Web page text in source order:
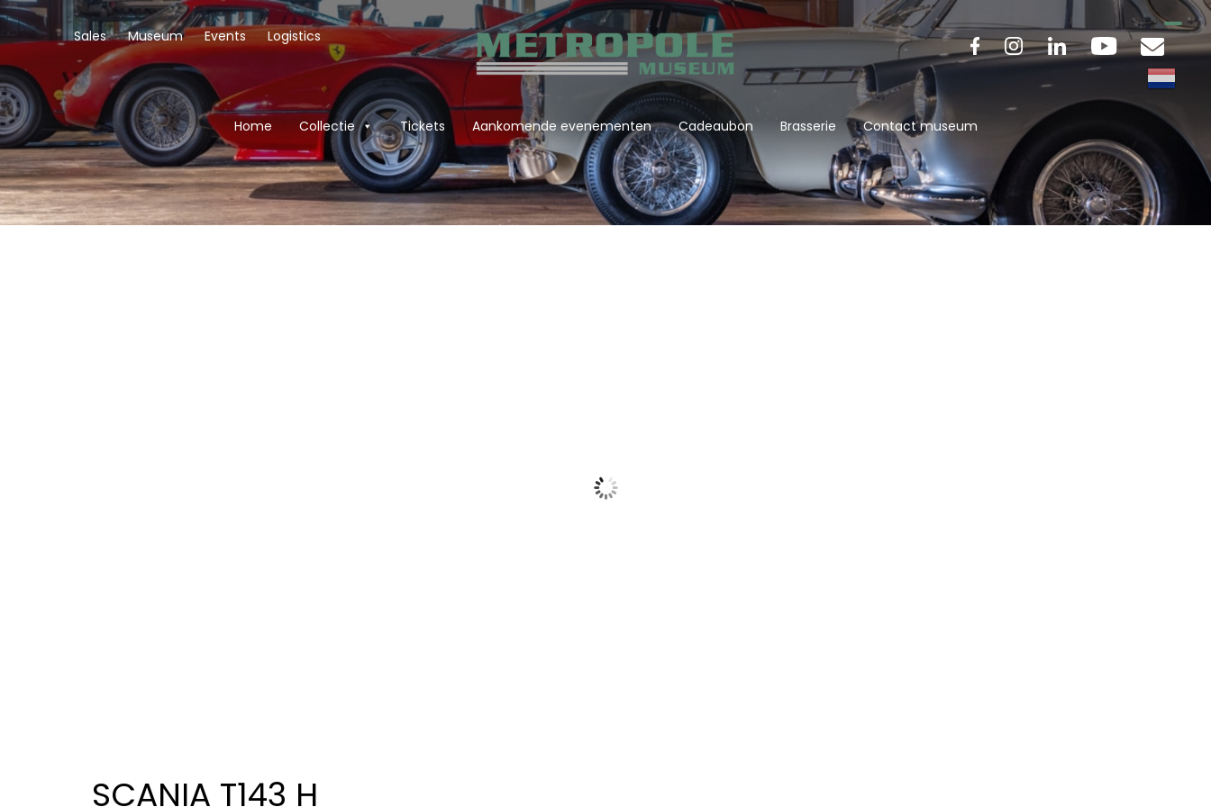
Sales Museum Events Logistics
Home Collectie Tickets Aankomende evenementen Cadeaubon Brasserie Contact museum
SCANIA T143 H